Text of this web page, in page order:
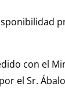
con el
el Sr.